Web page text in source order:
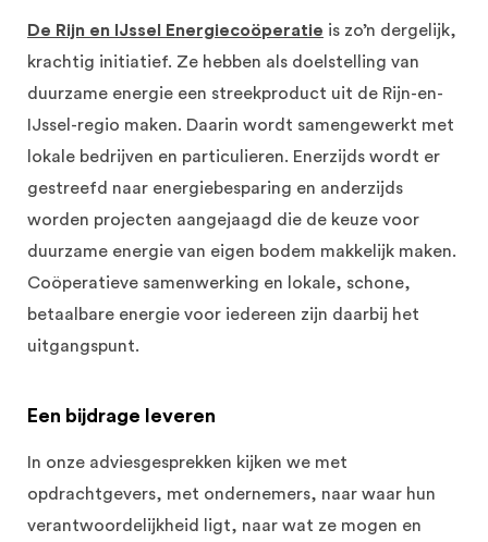
De Rijn en IJssel Energiecoöperatie is zo’n dergelijk,
krachtig initiatief. Ze hebben als doelstelling van
duurzame energie een streekproduct uit de Rijn-en-
IJssel-regio maken. Daarin wordt samengewerkt met
lokale bedrijven en particulieren. Enerzijds wordt er
gestreefd naar energiebesparing en anderzijds
worden projecten aangejaagd die de keuze voor
duurzame energie van eigen bodem makkelijk maken.
Coöperatieve samenwerking en lokale, schone,
betaalbare energie voor iedereen zijn daarbij het
uitgangspunt.
Een bijdrage leveren
In onze adviesgesprekken kijken we met
opdrachtgevers, met ondernemers, naar waar hun
verantwoordelijkheid ligt, naar wat ze mogen en